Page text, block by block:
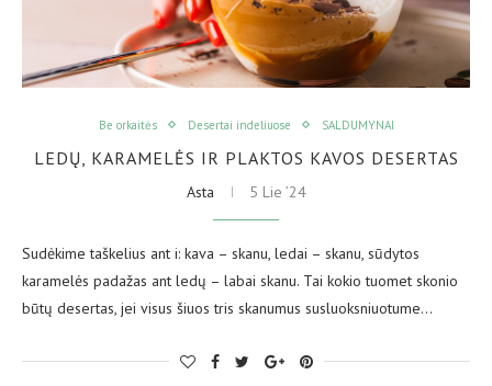
Be orkaitės Desertai indeliuose SALDUMYNAI
LEDŲ, KARAMELĖS IR PLAKTOS KAVOS DESERTAS
Asta 5 Lie ’24
Sudėkime taškelius ant i: kava – skanu, ledai – skanu, sūdytos
karamelės padažas ant ledų – labai skanu. Tai kokio tuomet skonio
būtų desertas, jei visus šiuos tris skanumus susluoksniuotume…